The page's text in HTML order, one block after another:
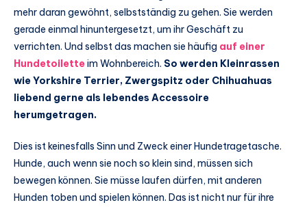
mehr daran gewöhnt, selbstständig zu gehen. Sie werden
gerade einmal hinuntergesetzt, um ihr Geschäft zu
verrichten. Und selbst das machen sie häufig auf einer
Hundetoilette im Wohnbereich. So werden Kleinrassen
wie Yorkshire Terrier, Zwergspitz oder Chihuahuas
liebend gerne als lebendes Accessoire
herumgetragen.
Dies ist keinesfalls Sinn und Zweck einer Hundetragetasche.
Hunde, auch wenn sie noch so klein sind, müssen sich
bewegen können. Sie müsse laufen dürfen, mit anderen
Hunden toben und spielen können. Das ist nicht nur für ihre